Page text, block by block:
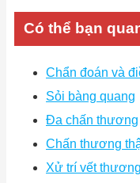
Có thể bạn
Chẩn đoán và
Sỏi bàng quang
Đa chấn thương
Chấn thương
Xử trí vết